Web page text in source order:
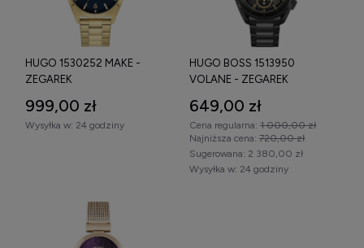
HUGO 1530252 MAKE -
ZEGAREK
999,00 zł
Wysyłka w: 24 godziny
HUGO BOSS 1513950
VOLANE - ZEGAREK
649,00 zł
Cena regularna: 1 000,00 zł
Najniższa cena: 720,00 zł
Wysyłka w: 24 godziny
Sugerowana: 2 380,00 zł